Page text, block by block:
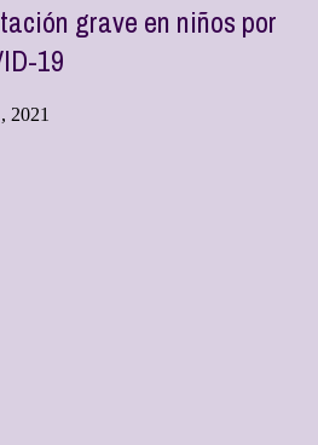
grave en niños por
19
2021